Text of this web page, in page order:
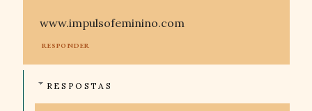
www.impulsofeminino.com
RESPONDER
RESPOSTAS